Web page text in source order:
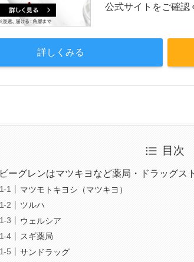
公式サイトをご確認
詳しくみる
目次
ビーグレンはマツキヨなど薬局・ドラッグス
マツモトキヨシ（マツキヨ）
ツルハ
ウェルシア
スギ薬局
サンドラッグ